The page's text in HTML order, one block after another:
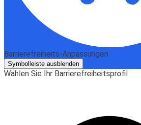
Barrierefreiheits-Anpassungen
Symbolleiste ausblenden
Wählen Sie Ihr Barrierefreiheitsprofil